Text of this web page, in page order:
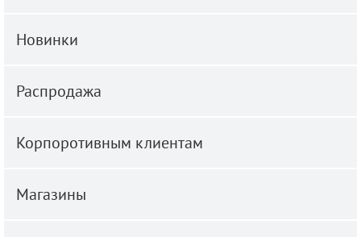
Новинки
Распродажа
Корпоротивным клиентам
Магазины